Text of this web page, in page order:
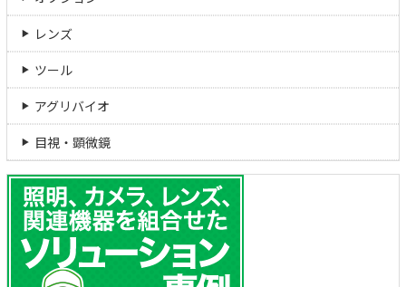
レンズ
ツール
アグリバイオ
目視・顕微鏡